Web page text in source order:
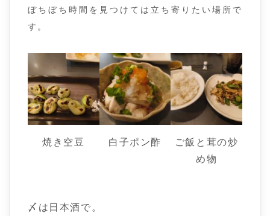
ぼちぼち時間を見つけては立ち寄りたい場所で
す。
焼き空豆 白子ポン酢
ご飯と茸の炒
め物
〆は日本酒で。